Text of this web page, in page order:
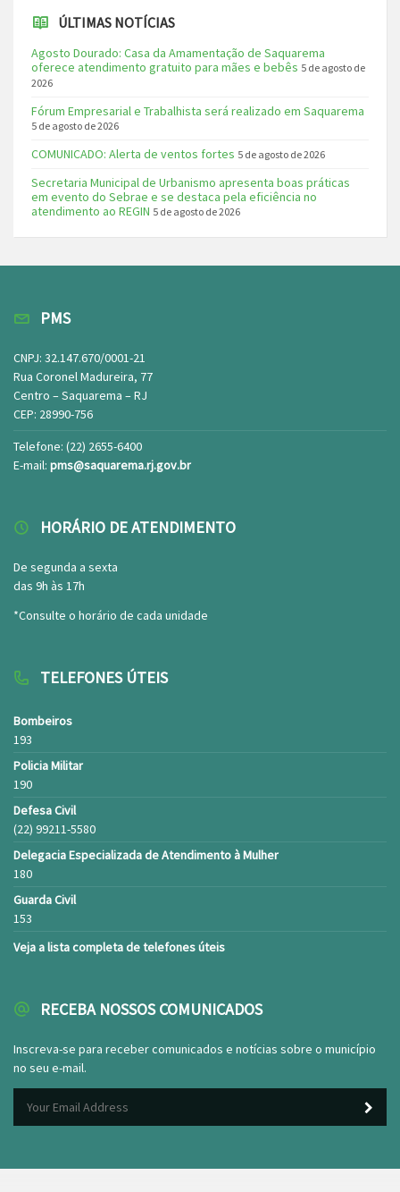
ÚLTIMAS NOTÍCIAS
Agosto Dourado: Casa da Amamentação de Saquarema
oferece atendimento gratuito para mães e bebês 5 de agosto de
2026
Fórum Empresarial e Trabalhista será realizado em Saquarema
5 de agosto de 2026
COMUNICADO: Alerta de ventos fortes 5 de agosto de 2026
Secretaria Municipal de Urbanismo apresenta boas práticas
em evento do Sebrae e se destaca pela eficiência no
atendimento ao REGIN 5 de agosto de 2026
PMS
CNPJ: 32.147.670/0001-21
Rua Coronel Madureira, 77
Centro – Saquarema – RJ
CEP: 28990-756
Telefone: (22) 2655-6400
E-mail: pms@saquarema.rj.gov.br
HORÁRIO DE ATENDIMENTO
De segunda a sexta
das 9h às 17h
*Consulte o horário de cada unidade
TELEFONES ÚTEIS
Bombeiros
193
Policia Militar
190
Defesa Civil
(22) 99211-5580
Delegacia Especializada de Atendimento à Mulher
180
Guarda Civil
153
Veja a lista completa de telefones úteis
RECEBA NOSSOS COMUNICADOS
Inscreva-se para receber comunicados e notícias sobre o município
no seu e-mail.